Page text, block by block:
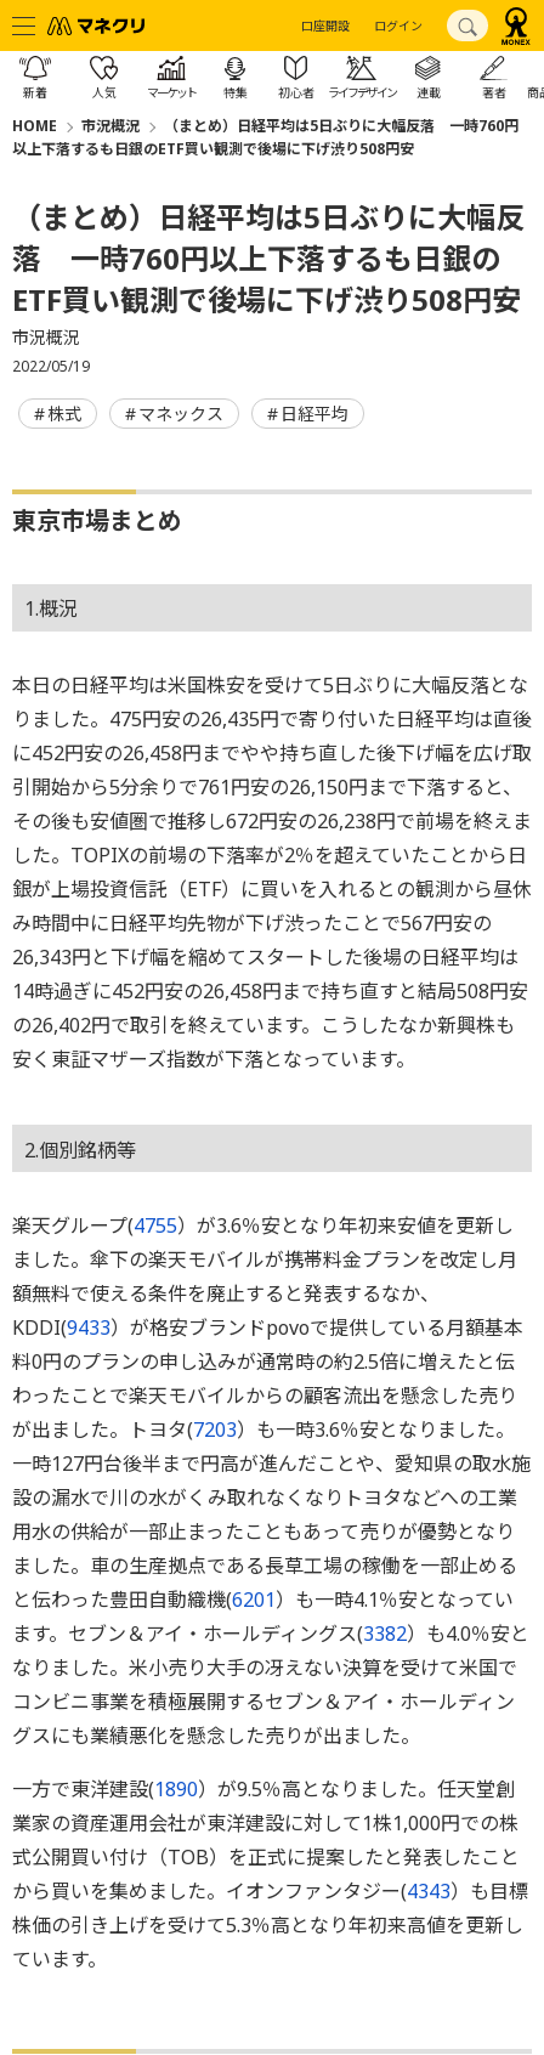
口座開設 ログイン
新着 人気 マーケット 特集 初心者 ライフデザイン 連載 著者 商
HOME 市況概況
（まとめ）日経平均は5日ぶりに大幅反落 一時760円
以上下落するも日銀のETF買い観測で後場に下げ渋り508円安
（まとめ）日経平均は5日ぶりに大幅反
落 一時760円以上下落するも日銀の
ETF買い観測で後場に下げ渋り508円安
市況概況
2022/05/19
株式 マネックス 日経平均
東京市場まとめ
1.概況
本日の日経平均は米国株安を受けて5日ぶりに大幅反落とな
りました。475円安の26,435円で寄り付いた日経平均は直後
に452円安の26,458円までやや持ち直した後下げ幅を広げ取
引開始から5分余りで761円安の26,150円まで下落すると、
その後も安値圏で推移し672円安の26,238円で前場を終えま
した。TOPIXの前場の下落率が2％を超えていたことから日
銀が上場投資信託（ETF）に買いを入れるとの観測から昼休
み時間中に日経平均先物が下げ渋ったことで567円安の
26,343円と下げ幅を縮めてスタートした後場の日経平均は
14時過ぎに452円安の26,458円まで持ち直すと結局508円安
の26,402円で取引を終えています。こうしたなか新興株も
安く東証マザーズ指数が下落となっています。
2.個別銘柄等
楽天グループ(4755）が3.6％安となり年初来安値を更新し
ました。傘下の楽天モバイルが携帯料金プランを改定し月
額無料で使える条件を廃止すると発表するなか、
KDDI(9433）が格安ブランドpovoで提供している月額基本
料0円のプランの申し込みが通常時の約2.5倍に増えたと伝
わったことで楽天モバイルからの顧客流出を懸念した売り
が出ました。トヨタ(7203）も一時3.6％安となりました。
一時127円台後半まで円高が進んだことや、愛知県の取水施
設の漏水で川の水がくみ取れなくなりトヨタなどへの工業
用水の供給が一部止まったこともあって売りが優勢となり
ました。車の生産拠点である長草工場の稼働を一部止める
と伝わった豊田自動織機(6201）も一時4.1％安となってい
ます。セブン＆アイ・ホールディングス(3382）も4.0％安と
なりました。米小売り大手の冴えない決算を受けて米国で
コンビニ事業を積極展開するセブン＆アイ・ホールディン
グスにも業績悪化を懸念した売りが出ました。
一方で東洋建設(1890）が9.5％高となりました。任天堂創
業家の資産運用会社が東洋建設に対して1株1,000円での株
式公開買い付け（TOB）を正式に提案したと発表したこと
から買いを集めました。イオンファンタジー(4343）も目標
株価の引き上げを受けて5.3％高となり年初来高値を更新し
ています。